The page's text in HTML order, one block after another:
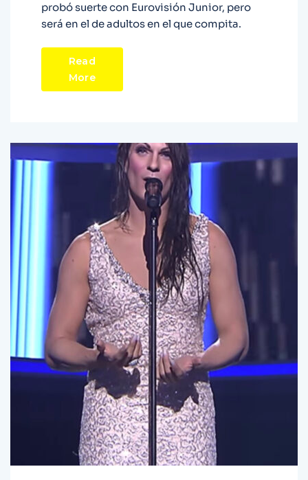
probó suerte con Eurovisión Junior, pero
será en el de adultos en el que compita.
Read
More